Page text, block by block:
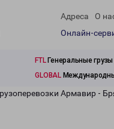
Адреса О
Онлайн-
FTLГенеральные грузы
GLOBAL
Армавир -